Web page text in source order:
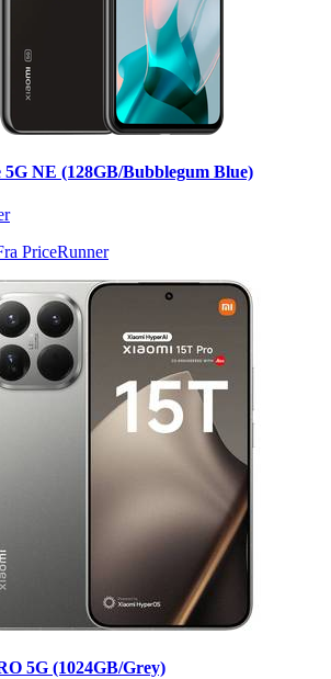
NE (128GB/Bubblegum Blue)
PriceRunner
5G (1024GB/Grey)